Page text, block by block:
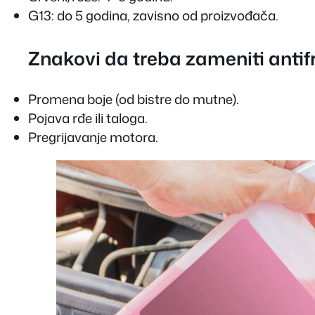
G13: do 5 godina, zavisno od proizvođača.
Znakovi da treba zameniti
Promena boje (od bistre do mutne).
Pojava rđe ili taloga.
Pregrijavanje motora.